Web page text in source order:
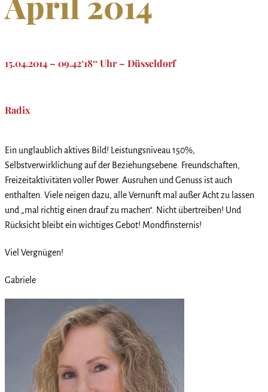
15.04.2014 – 09.42‘18‘‘ Uhr – Düsseldorf
Radix
Ein unglaublich aktives Bild! Leistungsniveau 150%,
Selbstverwirklichung auf der Beziehungsebene. Freundschaften,
Freizeitaktivitäten voller Power. Ausruhen und Genuss ist auch
enthalten. Viele neigen dazu, alle Vernunft mal außer Acht zu lassen
und „mal richtig einen drauf zu machen“. Nicht übertreiben! Und
Rücksicht bleibt ein wichtiges Gebot! Mondfinsternis!
Viel Vergnügen!
Gabriele